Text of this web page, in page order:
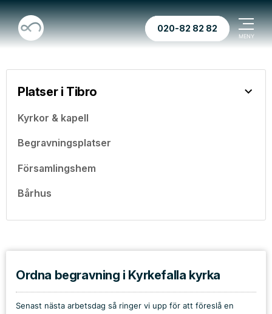
020-82 82 82
Platser i Tibro
Kyrkor & kapell
Begravningsplatser
Församlingshem
Bårhus
Ordna begravning i Kyrkefalla kyrka
Senast nästa arbetsdag så ringer vi upp för att föreslå en